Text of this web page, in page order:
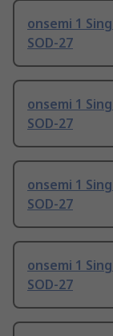
onsemi 1
SOD-27
onsemi 1
SOD-27
onsemi 1
SOD-27
onsemi 1
SOD-27